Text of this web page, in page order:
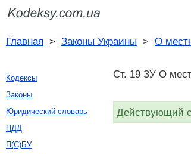
Главная > Законы Украины > О
Ст. 19 ЗУ О
Действующий
Кодексы
Законы
Юридический словарь
ПДД
П(С)БУ